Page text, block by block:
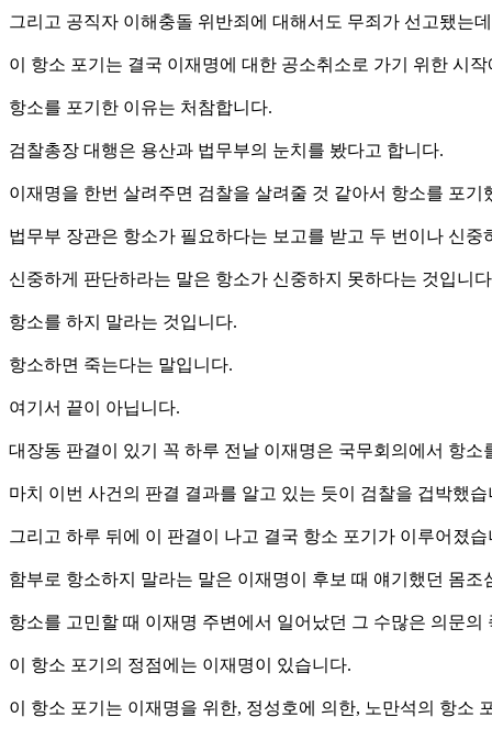
그리고 공직자 이해충돌 위반죄에 대해서도 무죄가 선고됐는
이 항소 포기는 결국 이재명에 대한 공소취소로 가기 위한 시
항소를 포기한 이유는 처참합니다.
검찰총장 대행은 용산과 법무부의 눈치를 봤다고 합니다.
이재명을 한번 살려주면 검찰을 살려줄 것 같아서 항소를 포기
법무부 장관은 항소가 필요하다는 보고를 받고 두 번이나 신중
신중하게 판단하라는 말은 항소가 신중하지 못하다는 것입니
항소를 하지 말라는 것입니다.
항소하면 죽는다는 말입니다.
여기서 끝이 아닙니다.
대장동 판결이 있기 꼭 하루 전날 이재명은 국무회의에서 항
마치 이번 사건의 판결 결과를 알고 있는 듯이 검찰을 겁박했습
그리고 하루 뒤에 이 판결이 나고 결국 항소 포기가 이루어졌습
함부로 항소하지 말라는 말은 이재명이 후보 때 얘기했던 몸
항소를 고민할 때 이재명 주변에서 일어났던 그 수많은 의문
이 항소 포기의 정점에는 이재명이 있습니다.
이 항소 포기는 이재명을 위한, 정성호에 의한, 노만석의 항소